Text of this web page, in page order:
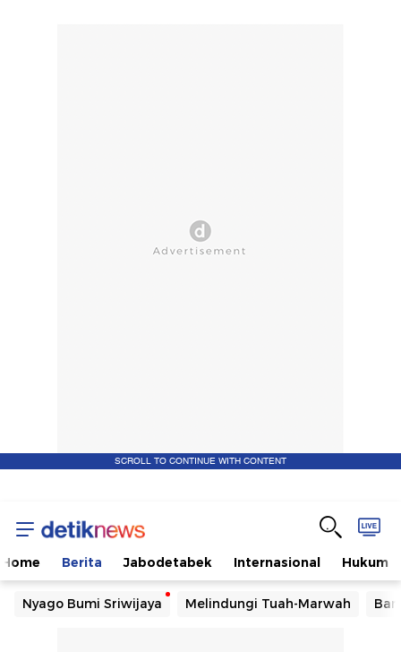
SCROLL TO CONTINUE WITH CONTENT
Home Berita Jabodetabek Internasional Hukum
Nyago Bumi Sriwijaya Melindungi Tuah-Marwah